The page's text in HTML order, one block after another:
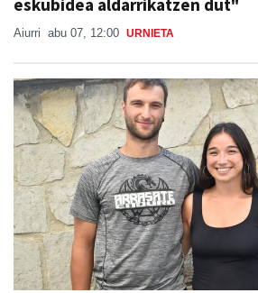
Aiurri abu 07, 12:00 URNIETA